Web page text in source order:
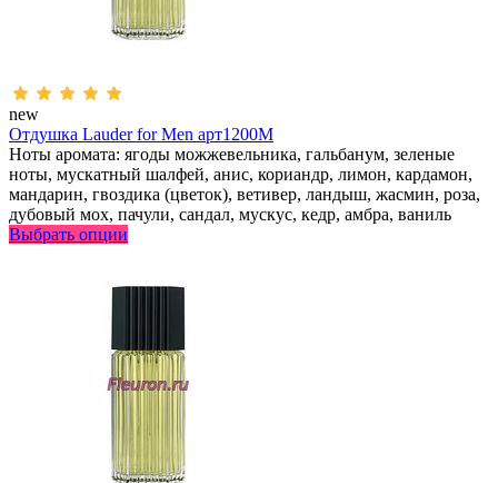
new
Отдушка Lauder for Men арт1200M
Ноты аромата: ягоды можжевельника, гальбанум, зеленые
ноты, мускатный шалфей, анис, кориандр, лимон, кардамон,
мандарин, гвоздика (цветок), ветивер, ландыш, жасмин, роза,
дубовый мох, пачули, сандал, мускус, кедр, амбра, ваниль
Выбрать опции